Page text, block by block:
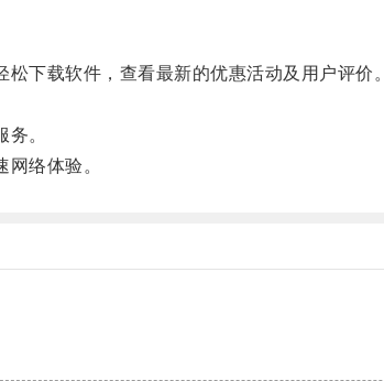
下载软件，查看最新的优惠活动及用户评价。
。
络体验。